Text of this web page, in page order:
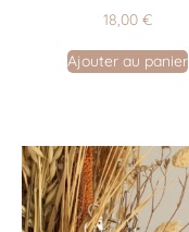
18,00 €
Ajouter au panier